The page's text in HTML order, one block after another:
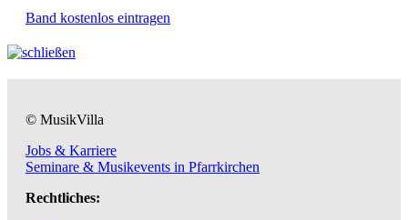
Band kostenlos eintragen
© MusikVilla
Jobs & Karriere
Seminare & Musikevents in Pfarrkirchen
Rechtliches: